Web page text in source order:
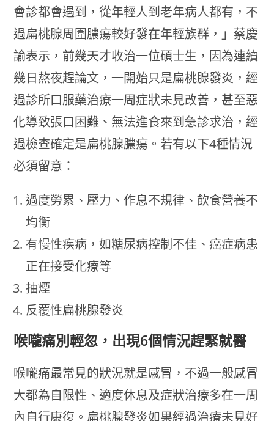
會診都會遇到，從年輕人到老年病人都有，不
過扁桃腺周圍膿瘍較好發在年輕族群，」蔡慶
諭表示，前幾天才收治一位碩士生，因為連續
幾日熬夜趕論文，一開始只是扁桃腺發炎，經
過診所口服藥治療一周症狀未見改善，甚至惡
化導致張口困難、無法進食來到急診求治，經
過檢查確定是扁桃腺膿瘍。若有以下4種情況
必須留意：
過度勞累、壓力、作息不規律、飲食營養不
均衡
有慢性疾病，如糖尿病控制不佳、癌症病患
正在接受化療等
抽煙
反覆性扁桃腺發炎
喉嚨痛別輕忽，出現6個情況趕緊就醫
喉嚨痛最常見的狀況就是感冒，不過一般感冒
大都為自限性、適度休息及症狀治療多在一周
內自行康復。扁桃腺發炎如果經過治療未見好